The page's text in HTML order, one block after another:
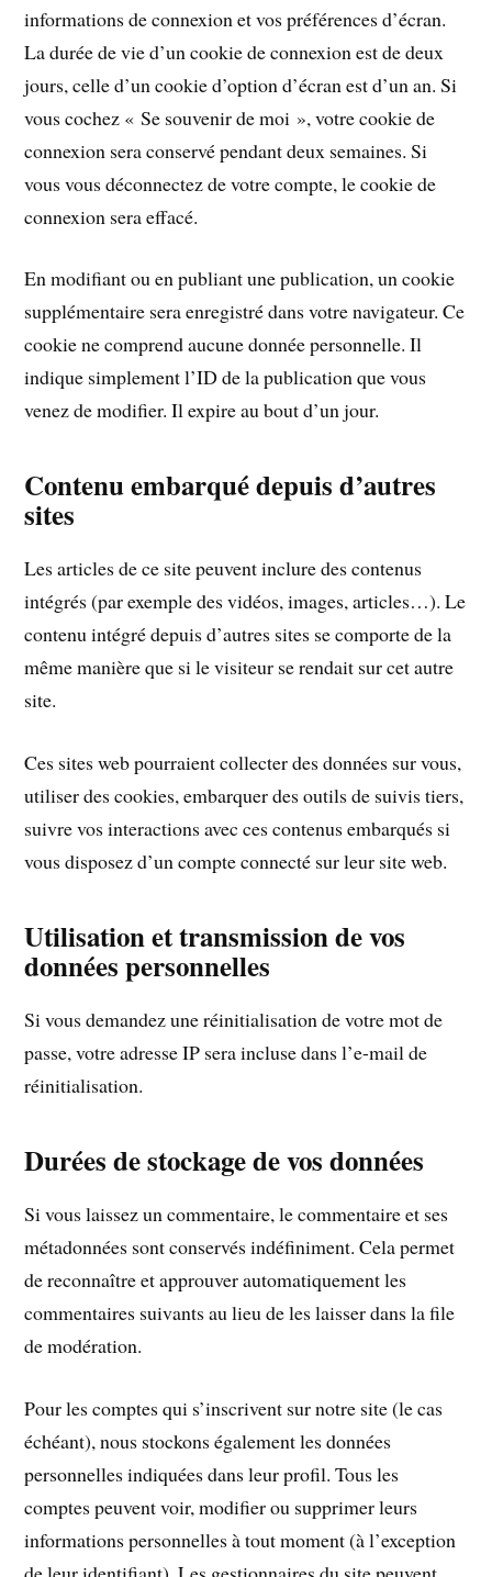
informations de connexion et vos préférences d’écran.
La durée de vie d’un cookie de connexion est de deux
jours, celle d’un cookie d’option d’écran est d’un an. Si
vous cochez « Se souvenir de moi », votre cookie de
connexion sera conservé pendant deux semaines. Si
vous vous déconnectez de votre compte, le cookie de
connexion sera effacé.
En modifiant ou en publiant une publication, un cookie
supplémentaire sera enregistré dans votre navigateur. Ce
cookie ne comprend aucune donnée personnelle. Il
indique simplement l’ID de la publication que vous
venez de modifier. Il expire au bout d’un jour.
Contenu embarqué depuis d’autres
sites
Les articles de ce site peuvent inclure des contenus
intégrés (par exemple des vidéos, images, articles…). Le
contenu intégré depuis d’autres sites se comporte de la
même manière que si le visiteur se rendait sur cet autre
site.
Ces sites web pourraient collecter des données sur vous,
utiliser des cookies, embarquer des outils de suivis tiers,
suivre vos interactions avec ces contenus embarqués si
vous disposez d’un compte connecté sur leur site web.
Utilisation et transmission de vos
données personnelles
Si vous demandez une réinitialisation de votre mot de
passe, votre adresse IP sera incluse dans l’e-mail de
réinitialisation.
Durées de stockage de vos données
Si vous laissez un commentaire, le commentaire et ses
métadonnées sont conservés indéfiniment. Cela permet
de reconnaître et approuver automatiquement les
commentaires suivants au lieu de les laisser dans la file
de modération.
Pour les comptes qui s’inscrivent sur notre site (le cas
échéant), nous stockons également les données
personnelles indiquées dans leur profil. Tous les
comptes peuvent voir, modifier ou supprimer leurs
informations personnelles à tout moment (à l’exception